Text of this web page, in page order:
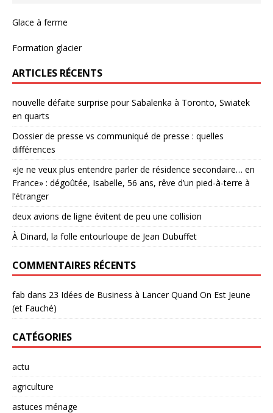
Glace à ferme
Formation glacier
ARTICLES RÉCENTS
nouvelle défaite surprise pour Sabalenka à Toronto, Swiatek
en quarts
Dossier de presse vs communiqué de presse : quelles
différences
«Je ne veux plus entendre parler de résidence secondaire… en
France» : dégoûtée, Isabelle, 56 ans, rêve d’un pied-à-terre à
l’étranger
deux avions de ligne évitent de peu une collision
À Dinard, la folle entourloupe de Jean Dubuffet
COMMENTAIRES RÉCENTS
fab dans 23 Idées de Business à Lancer Quand On Est Jeune
(et Fauché)
CATÉGORIES
actu
agriculture
astuces ménage